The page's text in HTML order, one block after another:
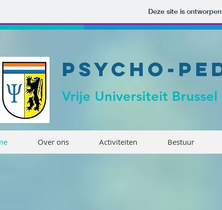
Deze site is
PSYCHO-
Over ons Activiteiten Bestuur
Vrije Universiteit Brussel